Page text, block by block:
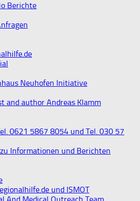
Berichte
Neuhofen Initiative
and author Andreas Klamm
0621 5867 8054 und Tel. 030 57
Informationen und Berichten
und ISMOT